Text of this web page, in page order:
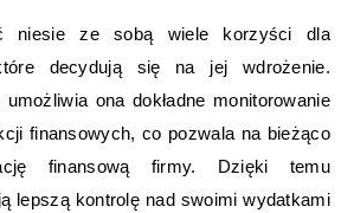
niesie ze sobą wiele korzyści dla
decydują się na jej wdrożenie.
ona dokładne monitorowanie
finansowych, co pozwala na bieżąco
finansową firmy. Dzięki temu
lepszą kontrolę nad swoimi wydatkami